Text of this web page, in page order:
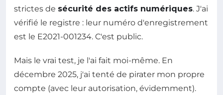
strictes de sécurité des actifs numériques. J'ai
vérifié le registre : leur numéro d'enregistrement
est le E2021-001234. C'est public.
Mais le vrai test, je l'ai fait moi-même. En
décembre 2025, j'ai tenté de pirater mon propre
compte (avec leur autorisation, évidemment).